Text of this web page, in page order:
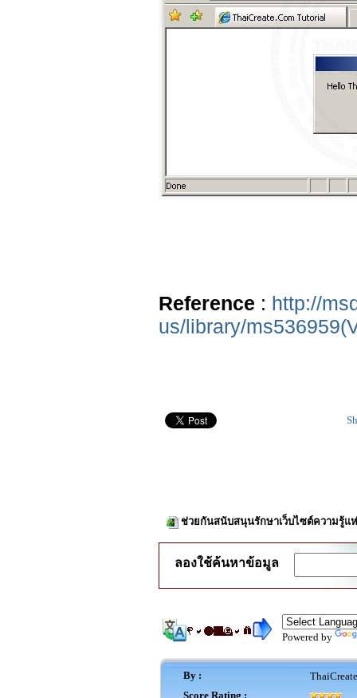
Reference : http://
us/library/
ช่วยกันสนับสนุนรักษาเว็บไซต์ความรู้แ
ลองใช้ค้นหาข้อมูล
Powered by
By :
Score Rating :